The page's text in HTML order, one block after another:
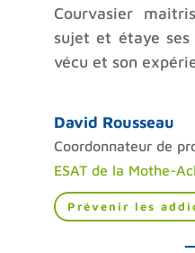
Courvasier
sujet et étaye ses
vécu et son
David Rousseau
Coordonnateur de
ESAT de la Mothe-
Prévenir les